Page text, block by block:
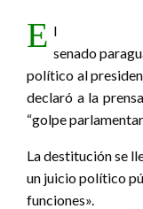
E l
senado
político al
declaró a la
“golpe
La destitución se
un juicio político
funciones».